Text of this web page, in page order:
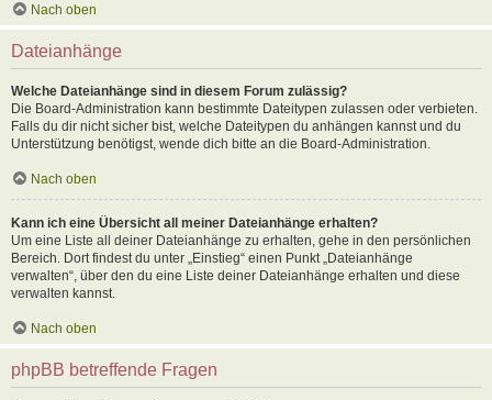
Nach oben
Dateianhänge
Welche Dateianhänge sind in diesem Forum zulässig?
Die Board-Administration kann bestimmte Dateitypen zulassen oder verbieten.
Falls du dir nicht sicher bist, welche Dateitypen du anhängen kannst und du
Unterstützung benötigst, wende dich bitte an die Board-Administration.
Nach oben
Kann ich eine Übersicht all meiner Dateianhänge erhalten?
Um eine Liste all deiner Dateianhänge zu erhalten, gehe in den persönlichen
Bereich. Dort findest du unter „Einstieg“ einen Punkt „Dateianhänge
verwalten“, über den du eine Liste deiner Dateianhänge erhalten und diese
verwalten kannst.
Nach oben
phpBB betreffende Fragen